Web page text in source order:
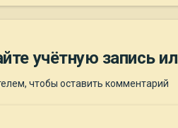
учётную запись
чтобы оставить комментарий